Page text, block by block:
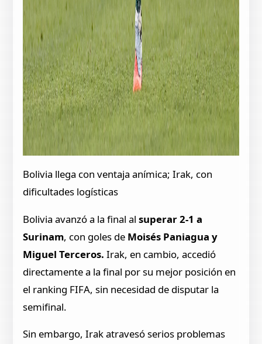
Bolivia llega con ventaja anímica; Irak, con
dificultades logísticas
Bolivia avanzó a la final al superar 2-1 a
Surinam, con goles de Moisés Paniagua y
Miguel Terceros.Irak, en cambio, accedió
directamente a la final por su mejor posición en
el ranking FIFA, sin necesidad de disputar la
semifinal.
Sin embargo, Irak atravesó serios problemas